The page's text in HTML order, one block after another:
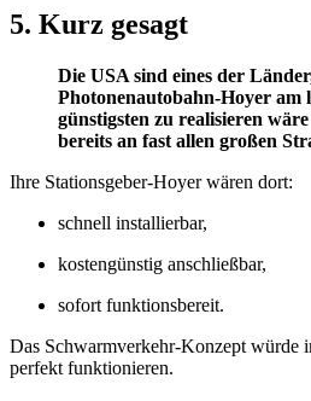
5. Kurz gesagt
Die USA sind eines der
Photonenautobahn-Hoyer am
günstigsten zu realisieren
bereits an fast allen großen
Ihre Stationsgeber-Hoyer wären dort:
schnell installierbar,
kostengünstig anschließbar,
sofort funktionsbereit.
Das Schwarmverkehr-Konzept würde
perfekt funktionieren.